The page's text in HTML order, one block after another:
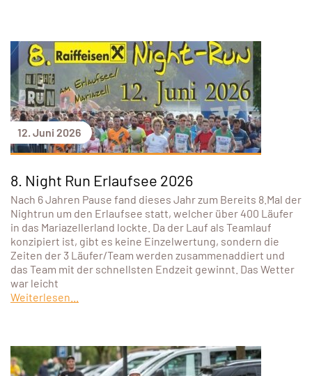
12. Juni 2026
8. Night Run Erlaufsee 2026
Nach 6 Jahren Pause fand dieses Jahr zum Bereits 8.Mal der
Nightrun um den Erlaufsee statt, welcher über 400 Läufer
in das Mariazellerland lockte. Da der Lauf als Teamlauf
konzipiert ist, gibt es keine Einzelwertung, sondern die
Zeiten der 3 Läufer/Team werden zusammenaddiert und
das Team mit der schnellsten Endzeit gewinnt. Das Wetter
war leicht
Weiterlesen...